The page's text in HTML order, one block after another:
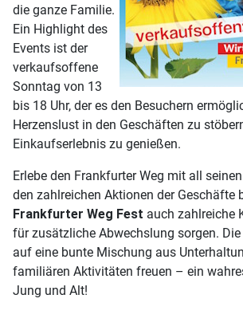
die ganze Familie.
Ein Highlight des
Events ist der
verkaufsoffene
Sonntag von 13
bis 18 Uhr, der es den Besuchern
Herzenslust in den Geschäften zu
Einkaufserlebnis zu genießen.
Erlebe den Frankfurter Weg mit all
den zahlreichen Aktionen der Geschäfte
Frankfurter Weg Fest auch zahlreiche
für zusätzliche Abwechslung sorgen.
auf eine bunte Mischung aus
familiären Aktivitäten freuen – ein
Jung und Alt!